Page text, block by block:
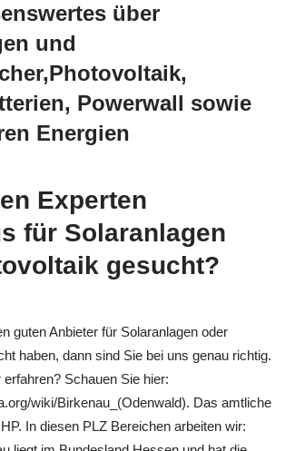
über
und
Powerwall sowie
Energien
Experten
für Solaranlagen
gesucht?
guten Anbieter für Solaranlagen oder
haben, dann sind Sie bei uns genau richtig.
Schauen Sie hier:
wiki/Birkenau_(Odenwald). Das amtliche
In diesen PLZ Bereichen arbeiten wir: